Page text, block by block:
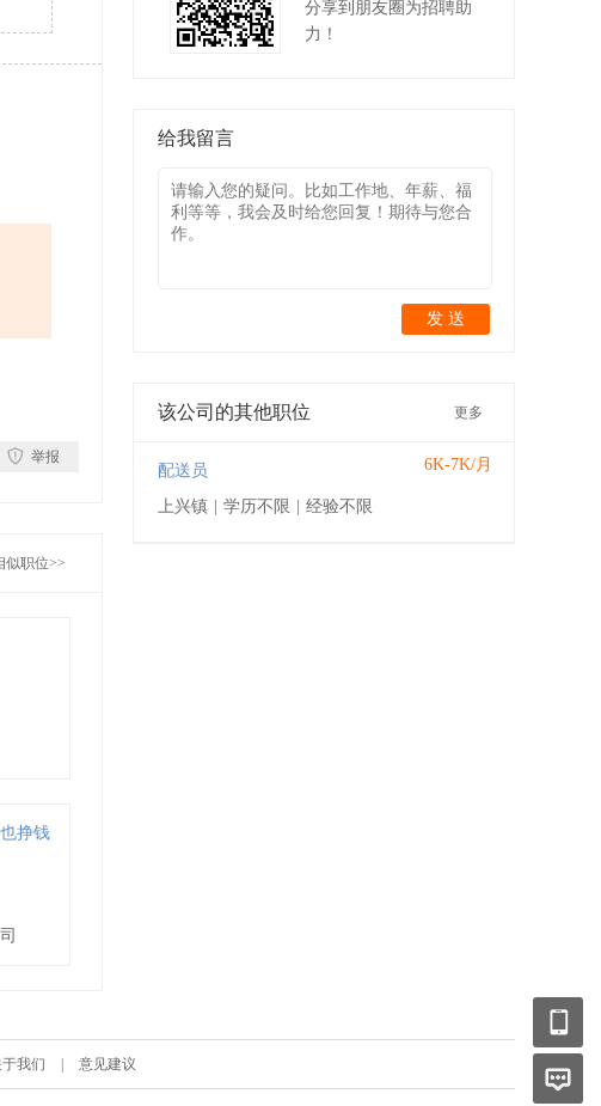
举报
似职位>>
挣钱
分享到朋友圈为招聘助
力！
给我留言
发 送
该公司的其他职位 更多
配送员 6K-7K/月
上兴镇 学历不限 经验不限
于我们 意见建议